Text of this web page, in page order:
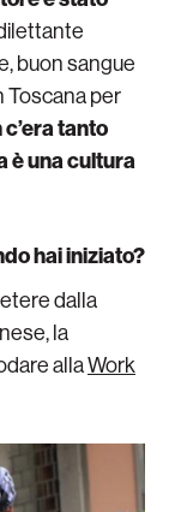
buon sangue
Toscana per
tanto
è una cultura
hai iniziato?
dalla
la
allaWork